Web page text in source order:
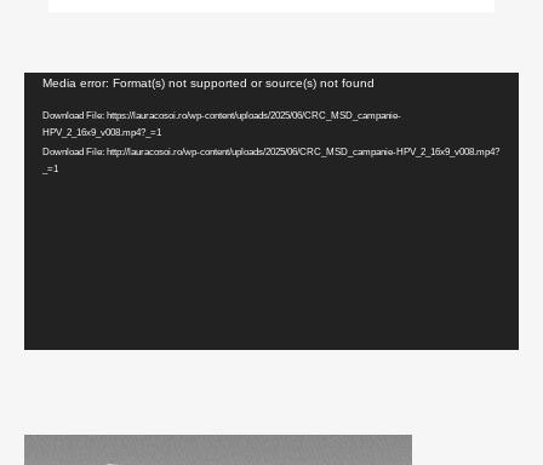
Video
Player
Media error: Format(s) not supported or source(s) not found
Download File: https://lauracosoi.ro/wp-content/uploads/2025/06/CRC_MSD_campanie-
HPV_2_16x9_v008.mp4?_=1
Download File: http://lauracosoi.ro/wp-content/uploads/2025/06/CRC_MSD_campanie-HPV_2_16x9_v008.mp4?
_=1